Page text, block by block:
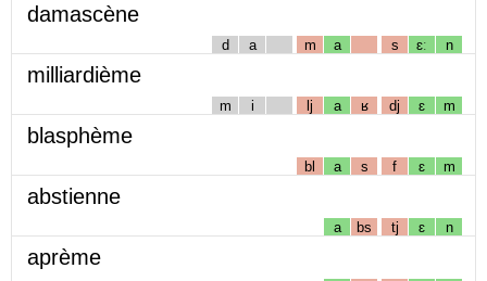
damascène
d a m a s ɛː n
milliardième
m i lj a ʁ dj ɛ m
blasphème
bl a s f ɛ m
abstienne
a bs tj ɛ n
aprème